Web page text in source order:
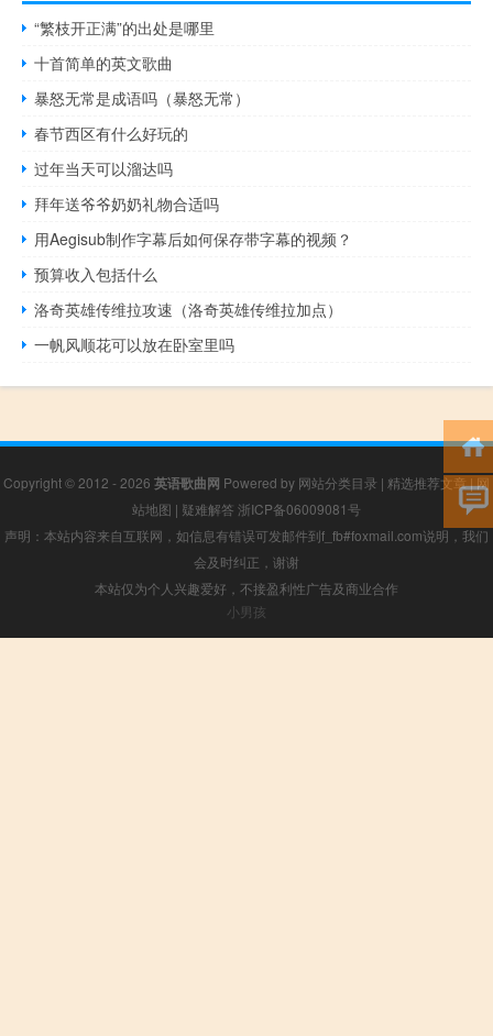
“繁枝开正满”的出处是哪里
十首简单的英文歌曲
暴怒无常是成语吗（暴怒无常）
春节西区有什么好玩的
过年当天可以溜达吗
拜年送爷爷奶奶礼物合适吗
用Aegisub制作字幕后如何保存带字幕的视频？
预算收入包括什么
洛奇英雄传维拉攻速（洛奇英雄传维拉加点）
一帆风顺花可以放在卧室里吗
Copyright © 2012 - 2026 英语歌曲网 Powered by 网站分类目录 | 精选推荐文章|网
站地图 | 疑难解答 浙ICP备06009081号
声明：本站内容来自互联网，如信息有错误可发邮件到f_fb#foxmail.com说明，我们
会及时纠正，谢谢
本站仅为个人兴趣爱好，不接盈利性广告及商业合作
小男孩